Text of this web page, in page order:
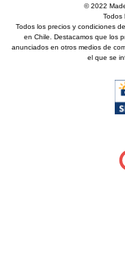
© 2022
Todos
Todos los precios y condiciones
en Chile. Destacamos que los
anunciados en otros medios de
el que se